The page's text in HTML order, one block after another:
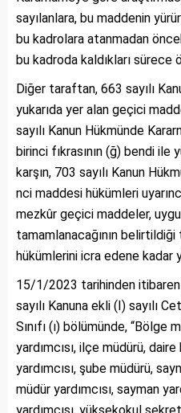
sayılanlara, bu maddenin
bu kadrolara atanmadan
bu kadroda kaldıkları sürece
Diğer taraftan, 663 sayılı
yukarıda yer alan geçici
sayılı Kanun Hükmünde
birinci fıkrasının (ğ) bendi ile
karşın, 703 sayılı Kanun
nci maddesi hükümleri
mezkûr geçici maddeler,
tamamlanacağının
hükümlerini icra edene kadar
15/1/2023 tarihinden
sayılı Kanuna ekli (I) sayılı
Sınıfı (ı) bölümünde, “Bölge
yardımcısı, ilçe müdürü,
yardımcısı, şube müdürü,
müdür yardımcısı, sayman